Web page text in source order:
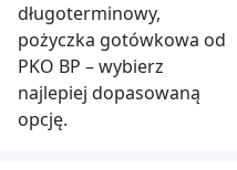
długoterminowy,
pożyczka gotówkowa od
PKO BP – wybierz
najlepiej dopasowaną
opcję.